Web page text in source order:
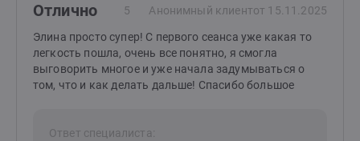
Отлично 5 Анонимный клиентот 15.11.2025
Элина просто супер! С первого сеанса уже какая то
легкость пошла, очень все понятно, я смогла
выговорить многое и уже начала задумываться о
том, что и как делать дальше! Спасибо большое
Ответ специалиста: